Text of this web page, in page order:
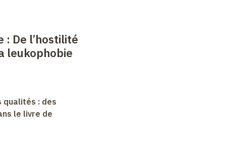
: De l’hostilité
leukophobie
qualités : des
le livre de